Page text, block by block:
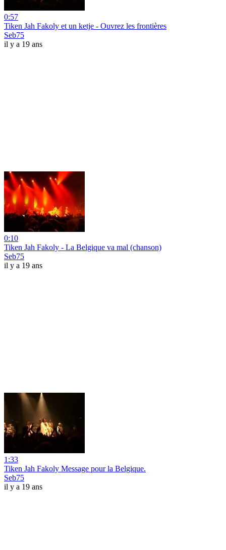
0:57
Tiken Jah Fakoly et un ketje - Ouvrez les frontières
Seb75
il y a 19 ans
0:10
Tiken Jah Fakoly - La Belgique va mal (chanson)
Seb75
il y a 19 ans
1:33
Tiken Jah Fakoly Message pour la Belgique.
Seb75
il y a 19 ans